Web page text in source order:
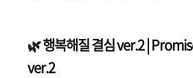
🌿 행복해질 결심 ver.2 |
ver.2